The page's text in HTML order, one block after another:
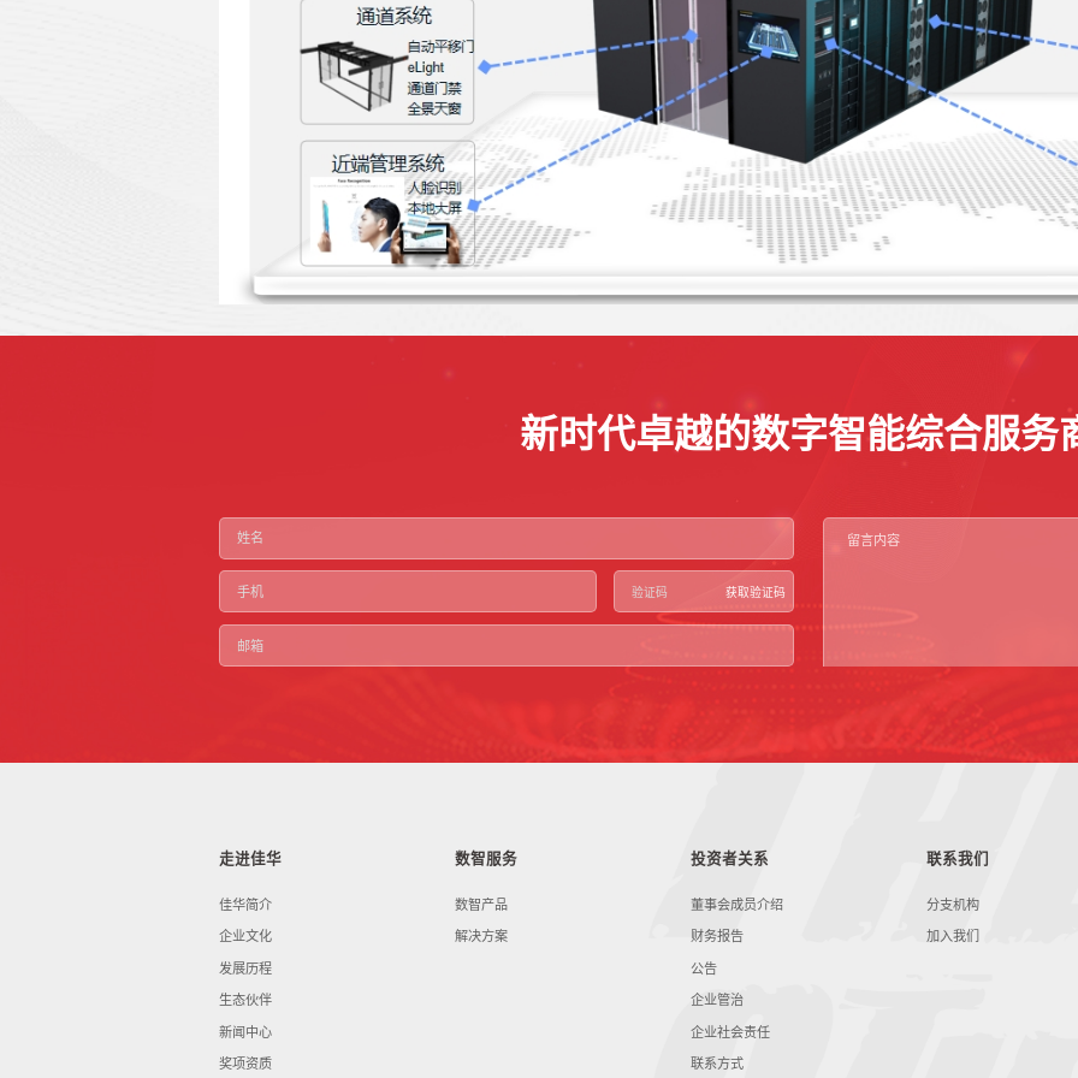
新时代卓越的数字智能综合服务
获取验证码
走进佳华
佳华简介
企业文化
发展历程
生态伙伴
新闻中心
奖项资质
数智服务
数智产品
解决方案
投资者关系
董事会成员介绍
财务报告
公告
企业管治
企业社会责任
联系方式
联系我们
分支机构
加入我们